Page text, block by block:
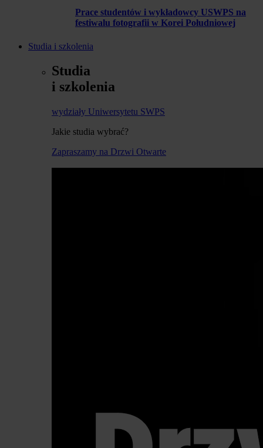
Prace studentów i wykładowcy USWPS na
festiwalu fotografii w Korei Południowej
Studia i szkolenia
Studia
i szkolenia
wydziały Uniwersytetu SWPS
Jakie studia wybrać?
Zapraszamy na Drzwi Otwarte